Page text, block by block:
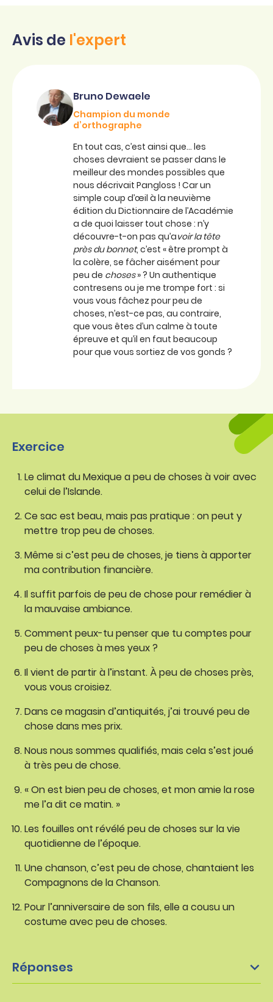
Avis de l'expert
Bruno Dewaele
Champion du monde
d’orthographe
En tout cas, c’est ainsi que… les
choses devraient se passer dans le
meilleur des mondes possibles que
nous décrivait Pangloss ! Car un
simple coup d’œil à la neuvième
édition du Dictionnaire de l’Académie
a de quoi laisser tout chose : n’y
découvre-t-on pas qu’avoir la tête
près du bonnet, c’est « être prompt à
la colère, se fâcher aisément pour
peu de choses» ? Un authentique
contresens ou je me trompe fort : si
vous vous fâchez pour peu de
choses, n’est-ce pas, au contraire,
que vous êtes d’un calme à toute
épreuve et qu’il en faut beaucoup
pour que vous sortiez de vos gonds ?
Exercice
Le climat du Mexique a peu de choses à voir avec
celui de l’Islande.
Ce sac est beau, mais pas pratique : on peut y
mettre trop peu de choses.
Même si c’est peu de choses, je tiens à apporter
ma contribution financière.
Il suffit parfois de peu de chose pour remédier à
la mauvaise ambiance.
Comment peux-tu penser que tu comptes pour
peu de choses à mes yeux ?
Il vient de partir à l’instant. À peu de choses près,
vous vous croisiez.
Dans ce magasin d’antiquités, j’ai trouvé peu de
chose dans mes prix.
Nous nous sommes qualifiés, mais cela s’est joué
à très peu de chose.
« On est bien peu de choses, et mon amie la rose
me l’a dit ce matin. »
Les fouilles ont révélé peu de choses sur la vie
quotidienne de l’époque.
Une chanson, c’est peu de chose, chantaient les
Compagnons de la Chanson.
Pour l’anniversaire de son fils, elle a cousu un
costume avec peu de choses.
Réponses